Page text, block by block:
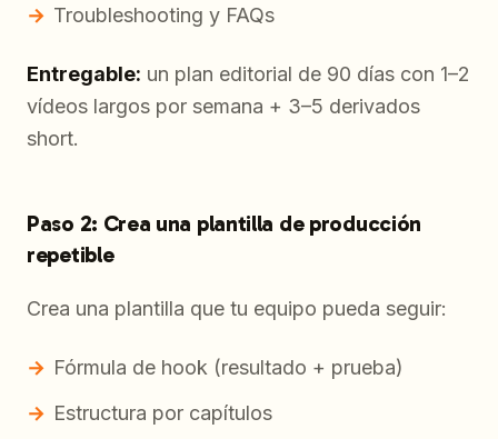
Troubleshooting y FAQs
Entregable: un plan editorial de 90 días con 1–2
vídeos largos por semana + 3–5 derivados
short.
Paso 2: Crea una plantilla de producción
repetible
Crea una plantilla que tu equipo pueda seguir:
Fórmula de hook (resultado + prueba)
Estructura por capítulos